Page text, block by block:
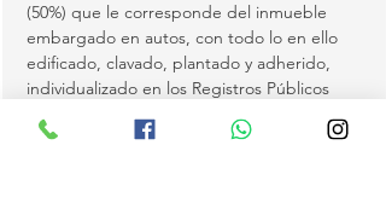
(50%) que le corresponde del inmueble
embargado en autos, con todo lo en ello
edificado, clavado, plantado y adherido,
individualizado en los Registros Públicos
como